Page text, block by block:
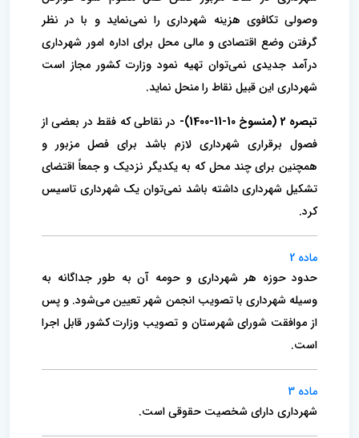
وصولی تکافوی هزینه شهرداری را نمی‌نماید و با در نظر
گرفتن وضع اقتصادی و مالی محل برای اداره امور شهرداری
درآمد جدیدی نمی‌توان تهیه نمود وزارت کشور مجاز است
شهرداری این قبیل نقاط را منحل نماید.
تبصره 2 (منسوخ 10-11-1400)-
در نقاطی که فقط در بعضی از
فصول برقراری شهرداری لازم باشد برای فصل مزبور و
همچنین برای چند محل که به یکدیگر نزدیک و‌ جمعاً اقتضای
تشکیل شهرداری داشته باشد نمی‌توان یک شهرداری تاسیس
کرد.
ماده 2
حدود حوزه هر شهرداری و حومه آن به طور جداگانه به
وسیله شهرداری با تصویب انجمن شهر تعیین می‌شود. و پس
از موافقت شورای شهرستان و تصویب وزارت کشور قابل اجرا
است.
ماده 3
شهرداری دارای شخصیت حقوقی است.